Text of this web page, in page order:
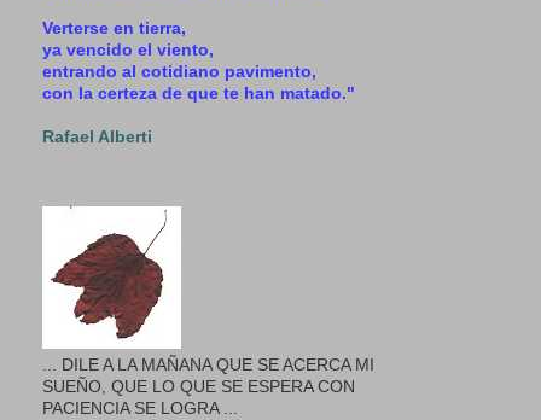
Verterse en tierra,
ya vencido el viento,
entrando al cotidiano pavimento,
con la certeza de que te han matado."
Rafael Alberti
... DILE A LA MAÑANA QUE SE ACERCA MI
SUEÑO, QUE LO QUE SE ESPERA CON
PACIENCIA SE LOGRA ...